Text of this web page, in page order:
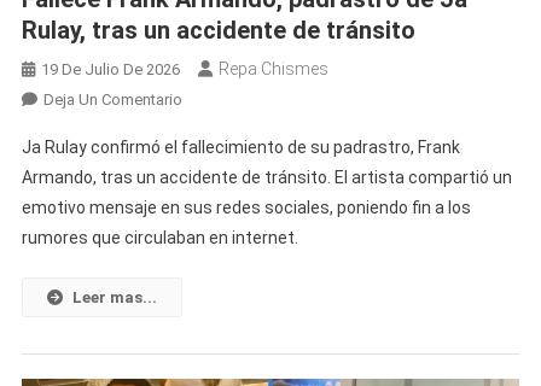
Rulay, tras un accidente de tránsito
19 De Julio De 2026 Repa Chismes
Deja Un ComentarioEn
Frank
Armando,
Padrastro
De
Accidente
Ja Rulay confirmó el fallecimiento de su padrastro, Frank
Armando, tras un accidente de tránsito. El artista compartió un
emotivo mensaje en sus redes sociales, poniendo fin a los
rumores que circulaban en internet.
Leer mas...